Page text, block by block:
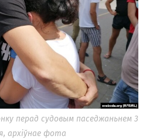
перад судовым паседжаньнем 3
архіўнае фота